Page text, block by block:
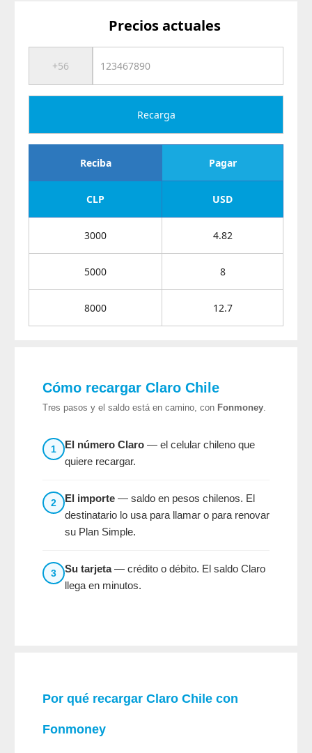
Precios actuales
Recarga
Reciba Pagar
CLP USD
3000 4.82
5000 8
8000 12.7
Cómo recargar Claro Chile
Tres pasos y el saldo está en camino, con Fonmoney.
1 El número Claro — el celular chileno que
quiere recargar.
2 El importe — saldo en pesos chilenos. El
destinatario lo usa para llamar o para renovar
su Plan Simple.
3 Su tarjeta— crédito o débito. El saldo Claro
llega en minutos.
Por qué recargar Claro Chile con
Fonmoney